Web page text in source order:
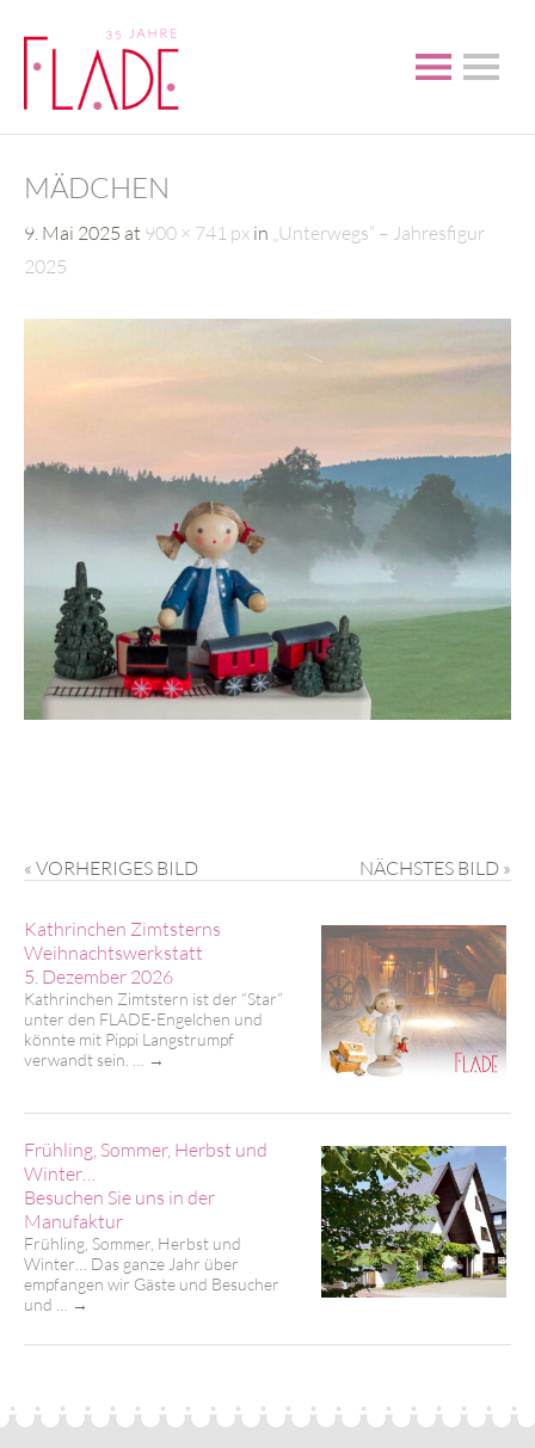
MÄDCHEN
9. Mai 2025 at 900 × 741 px in „Unterwegs“ – Jahresfigur
2025
« VORHERIGES BILD NÄCHSTES BILD »
Kathrinchen Zimtsterns
Weihnachtswerkstatt
5. Dezember 2026
Kathrinchen Zimtstern ist der “Star”
unter den FLADE-Engelchen und
könnte mit Pippi Langstrumpf
verwandt sein. …
→
Frühling, Sommer, Herbst und
Winter…
Besuchen Sie uns in der
Manufaktur
Frühling, Sommer, Herbst und
Winter… Das ganze Jahr über
empfangen wir Gäste und Besucher
und …
→